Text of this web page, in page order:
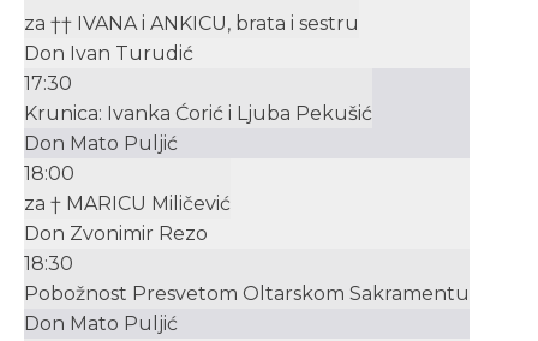
za †† IVANA i ANKICU, brata i sestru
Don Ivan Turudić
17:30
Krunica: Ivanka Ćorić i Ljuba Pekušić
Don Mato Puljić
18:00
za † MARICU Miličević
Don Zvonimir Rezo
18:30
Pobožnost Presvetom Oltarskom Sakramentu
Don Mato Puljić